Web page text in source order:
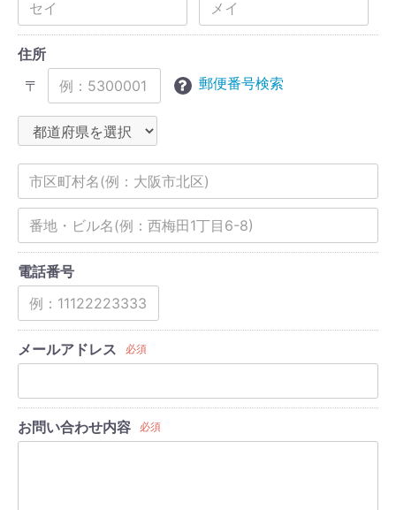
住所
〒
郵便番号検索
電話番号
メールアドレス 必須
お問い合わせ内容 必須